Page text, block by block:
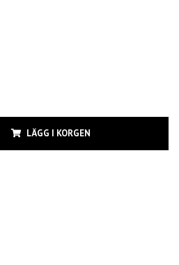
LÄGG I KORGEN